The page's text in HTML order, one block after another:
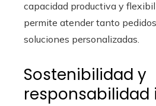
capacidad productiva y
permite atender tanto
soluciones personalizadas.
Sostenibilidad y
responsabilidad